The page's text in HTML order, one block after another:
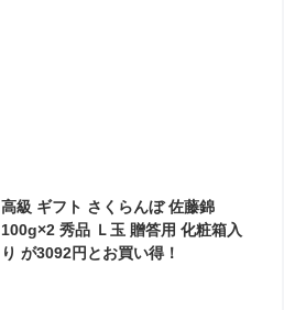
高級 ギフト さくらんぼ 佐藤錦
100g×2 秀品 Ｌ玉 贈答用 化粧箱入
り が3092円とお買い得！